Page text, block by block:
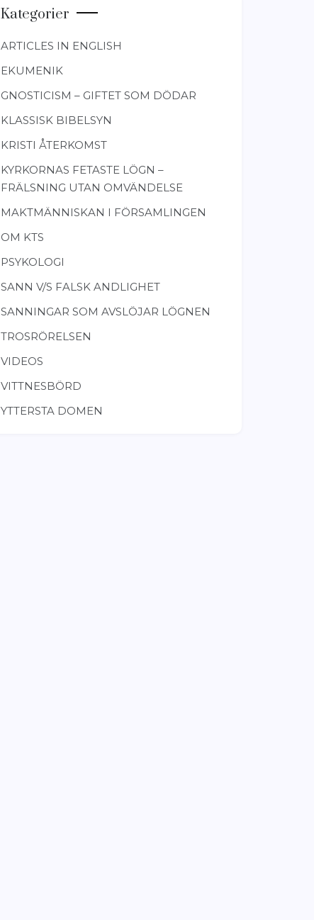
Kategorier
ARTICLES IN ENGLISH
EKUMENIK
GNOSTICISM – GIFTET SOM DÖDAR
KLASSISK BIBELSYN
KRISTI ÅTERKOMST
KYRKORNAS FETASTE LÖGN –
FRÄLSNING UTAN OMVÄNDELSE
MAKTMÄNNISKAN I FÖRSAMLINGEN
OM KTS
PSYKOLOGI
SANN V/S FALSK ANDLIGHET
SANNINGAR SOM AVSLÖJAR LÖGNEN
TROSRÖRELSEN
VIDEOS
VITTNESBÖRD
YTTERSTA DOMEN